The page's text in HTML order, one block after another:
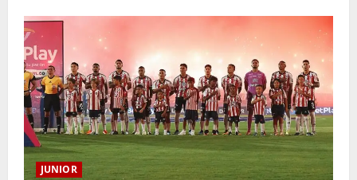
JUNIOR